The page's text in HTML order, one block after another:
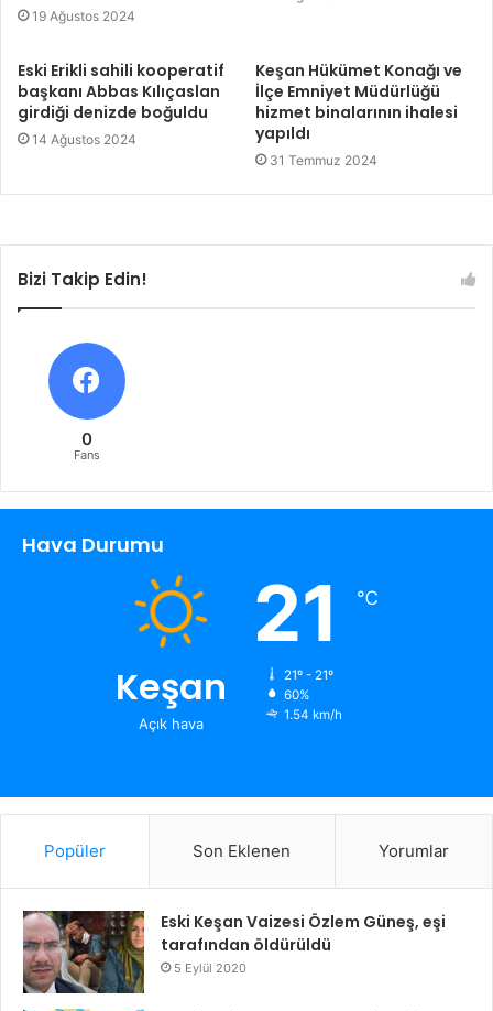
19 Ağustos 2024
Eski Erikli sahili kooperatif
başkanı Abbas Kılıçaslan
girdiği denizde boğuldu
14 Ağustos 2024
Keşan Hükümet Konağı ve
İlçe Emniyet Müdürlüğü
hizmet binalarının ihalesi
yapıldı
31 Temmuz 2024
Bizi Takip Edin!
0
Fans
Hava Durumu
Keşan
Açık hava
21 ℃
21º - 21º
60%
1.54 km/h
Popüler Son Eklenen Yorumlar
Eski Keşan Vaizesi Özlem Güneş, eşi
tarafından öldürüldü
5 Eylül 2020